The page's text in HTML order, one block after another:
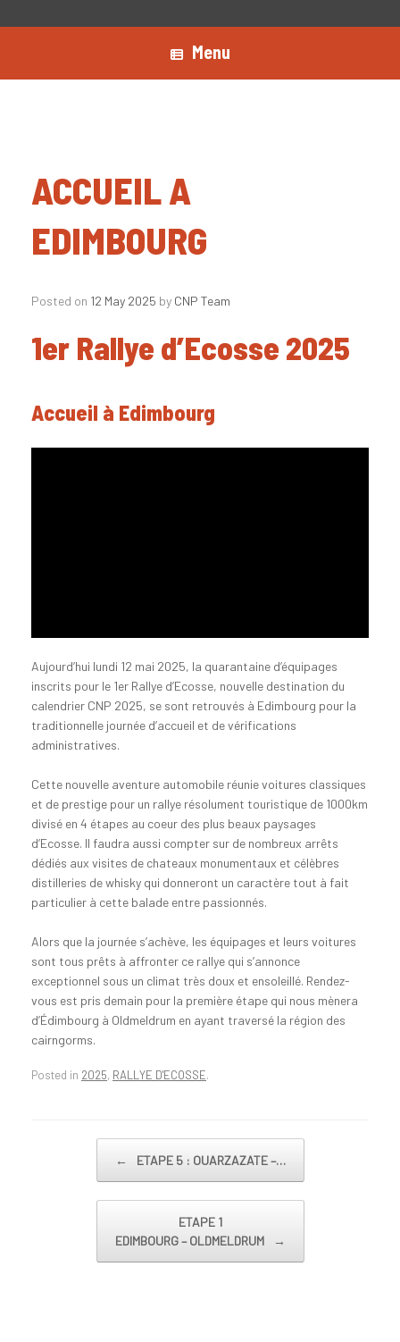
Menu
ACCUEIL A
EDIMBOURG
Posted on 12 May 2025 by CNP Team
1er Rallye d’Ecosse 2025
Accueil à Edimbourg
Aujourd’hui lundi 12 mai 2025, la quarantaine d’équipages
inscrits pour le 1er Rallye d’Ecosse, nouvelle destination du
calendrier CNP 2025, se sont retrouvés à Edimbourg pour la
traditionnelle journée d’accueil et de vérifications
administratives.
Cette nouvelle aventure automobile réunie voitures classiques
et de prestige pour un rallye résolument touristique de 1000km
divisé en 4 étapes au coeur des plus beaux paysages
d’Ecosse. Il faudra aussi compter sur de nombreux arrêts
dédiés aux visites de chateaux monumentaux et célèbres
distilleries de whisky qui donneront un caractère tout à fait
particulier à cette balade entre passionnés.
Alors que la journée s’achève, les équipages et leurs voitures
sont tous prêts à affronter ce rallye qui s’annonce
exceptionnel sous un climat très doux et ensoleillé. Rendez-
vous est pris demain pour la première étape qui nous mènera
d’Édimbourg à Oldmeldrum en ayant traversé la région des
cairngorms.
Posted in 2025, RALLYE D'ECOSSE.
Post navigation
← ETAPE 5 : OUARZAZATE –…
ETAPE 1
EDIMBOURG – OLDMELDRUM
→